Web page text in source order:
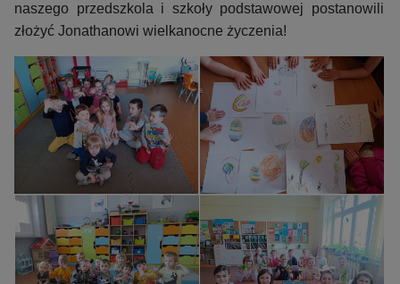
naszego przedszkola i szkoły podstawowej postanowili
złożyć Jonathanowi wielkanocne życzenia!